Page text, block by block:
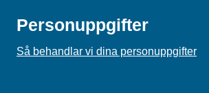
Personuppgifter
Så behandlar vi dina personuppgifter